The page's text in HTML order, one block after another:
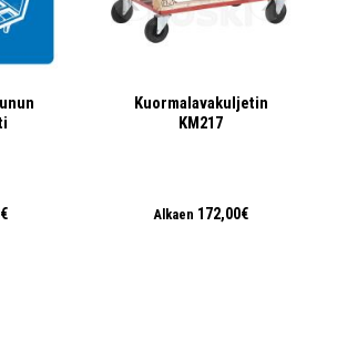
Kuormalavakuljetin
KM217
Alkaen 172,00€